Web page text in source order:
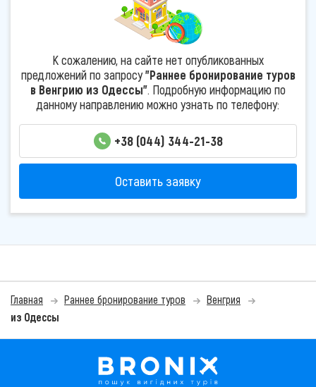
К сожалению, на сайте нет опубликованных
предложений по запросу"Раннее бронирование туров
в Венгрию из Одессы". Подробную информацию по
данному направлению можно узнать по телефону:
+38 (044) 344-21-38
Оставить заявку
Главная Раннее бронирование туров
Венгрия
из Одессы